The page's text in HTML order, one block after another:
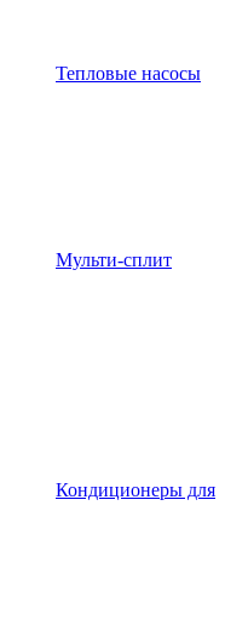
Тепловые насосы
Мульти-сплит
Кондиционеры для